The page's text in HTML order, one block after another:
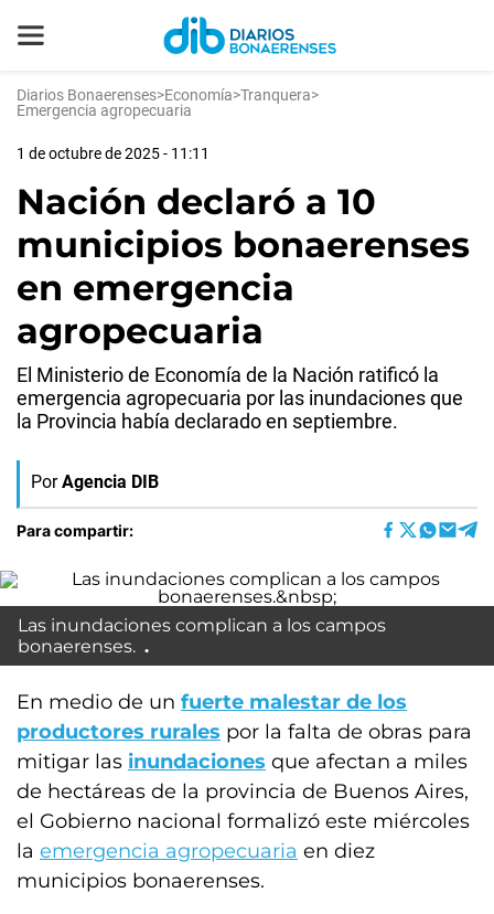
Diarios Bonaerenses>Economía>Tranquera>
Emergencia agropecuaria
1 de octubre de 2025 - 11:11
Nación declaró a 10
municipios bonaerenses
en emergencia
agropecuaria
El Ministerio de Economía de la Nación ratificó la
emergencia agropecuaria por las inundaciones que
la Provincia había declarado en septiembre.
Por Agencia DIB
Para compartir:
Las inundaciones complican a los campos
bonaerenses.
En medio de un fuerte malestar de los
productores rurales por la falta de obras para
mitigar las inundaciones que afectan a miles
de hectáreas de la provincia de Buenos Aires,
el Gobierno nacional formalizó este miércoles
la emergencia agropecuaria en diez
municipios bonaerenses.